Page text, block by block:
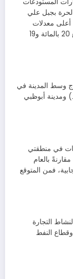
بجبل علي
أعلى معدلات
الزيادة في الإيجارات مقارنةً بالعام الماضي بواقع 20 بالمائة و19
وسط المدينة في
ومدينة أبوظبي
في منطقتي
والمركز بنسبة 12 بالمائة مقارنةً بالعام
فمن المتوقع
التجارة
النفط